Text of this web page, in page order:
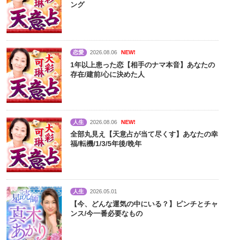
ング
恋愛 2026.08.06 NEW!
1年以上患った恋【相手のナマ本音】あなたの
存在/建前/心に決めた人
人生 2026.08.06 NEW!
全部丸見え【天意占が当て尽くす】あなたの幸
福/転機/1/3/5年後/晩年
人生 2026.05.01
【今、どんな運気の中にいる？】ピンチとチャ
ンス/今一番必要なもの